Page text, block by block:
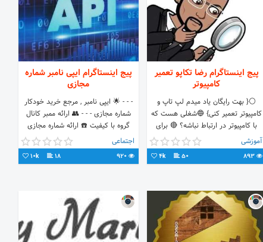
پیج اینستاگرام رضا تکاپو تعمیر
کامپیوتر
⚪{ بهت رایگان یاد میدم لپ تاپ و
کامپیوتر تعمیر کنی} 🔵شغلی هست که
با کامپیوتر در ارتباط نباشه؟ 🔴 برای
متخصص شدن کافیه این پیج رو دنبال
کنی ! 👊😁
آموزشی
893
50
4k
پیج اینستاگرام ایپی نامبر شماره
مجازی
- - - 🌟 ایپی نامبر , مرجع خرید خودکار
شماره مجازی - - - 👥 ارائه ممبر کانال
گروه با کیفیت ☎️ ارائه شماره مجازی
ارزان - - - - - 📝 ربات ثبت سفارشات :
اجتماعی
920
18
10k